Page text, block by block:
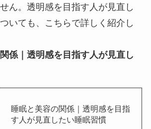
ん。透明感を目指す人が見直し
いても、こちらで詳しく紹介し
係｜透明感を目指す人が見直し
睡眠と美容の関係｜透明感を目指
す人が見直したい睡眠習慣